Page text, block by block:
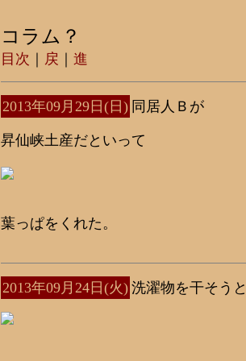
コラム？
目次 戻 進
2013年09月29日(日) 同居人Ｂが
昇仙峡土産だといって
葉っぱをくれた。
2013年09月24日(火) 洗濯物を干そう